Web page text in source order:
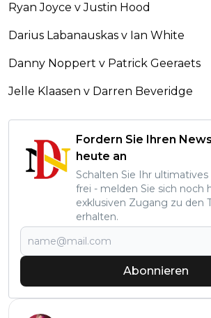
Ryan Joyce v Justin Hood
Darius Labanauskas v Ian White
Danny Noppert v Patrick Geeraets
Jelle Klaasen v Darren Beveridge
Fordern Sie Ihren
heute an
Schalten Sie Ihr
frei - melden Sie sich noch
exklusiven Zugang zu den
erhalten.
Abonnieren